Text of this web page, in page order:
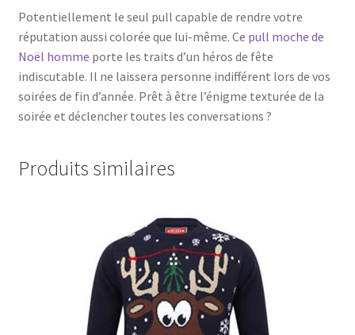
Potentiellement le seul pull capable de rendre votre
réputation aussi colorée que lui-même. Ce pull moche de
Noël homme porte les traits d’un héros de fête
indiscutable. Il ne laissera personne indifférent lors de vos
soirées de fin d’année. Prêt à être l’énigme texturée de la
soirée et déclencher toutes les conversations ?
Produits similaires